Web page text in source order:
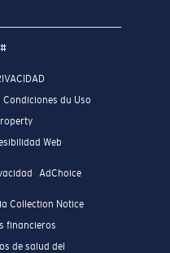
Condiciones du Uso
Web
AdChoice
Collection Notice
financieros
de salud del